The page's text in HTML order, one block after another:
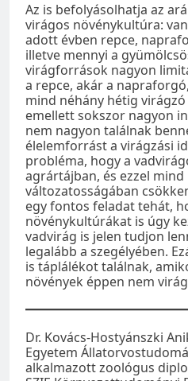
Az is befolyásolhatja az
virágos növénykultúra:
adott évben repce,
illetve mennyi a
virágforrások nagyon
a repce, akár a
mind néhány hétig
emellett sokszor nagyon
nem nagyon találnak
élelemforrást a virágzási
probléma, hogy a
agrártájban, és ezzel
változatosságában
egy fontos feladat tehát,
növénykultúrákat is úgy
vadvirág is jelen tudjon
legalább a szegélyében.
is táplálékot találnak,
növények éppen nem
Dr. Kovács-Hostyánszki
Egyetem
alkalmazott zoológus